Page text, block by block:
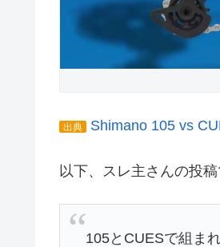
出典 Shimano 105 vs
以下、スレ主さんの投
105とCUESで組ま